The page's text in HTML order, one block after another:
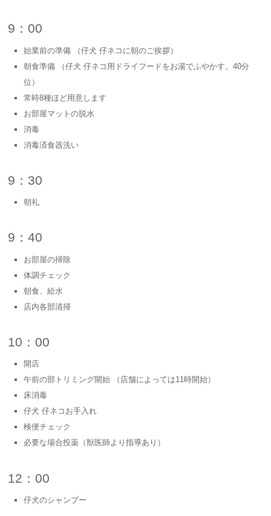
9：00
始業前の準備 （仔犬 仔ネコに朝のご挨拶）
朝食準備 （仔犬 仔ネコ用ドライフードをお湯でふやかす。40分
位）
常時8種ほど用意します
お部屋マットの脱水
消毒
消毒済食器洗い
9：30
朝礼
9：40
お部屋の掃除
体調チェック
朝食、給水
店内各部清掃
10：00
開店
午前の部トリミング開始 （店舗によっては11時開始）
床消毒
仔犬 仔ネコお手入れ
検便チェック
必要な場合投薬（獣医師より指導あり）
12：00
仔犬のシャンプー